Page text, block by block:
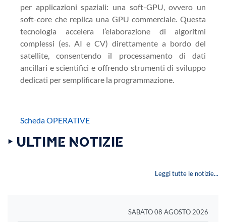
per applicazioni spaziali: una soft-GPU, ovvero un
soft-core che replica una GPU commerciale. Questa
tecnologia accelera l’elaborazione di algoritmi
complessi (es. AI e CV) direttamente a bordo del
satellite, consentendo il processamento di dati
ancillari e scientifici e offrendo strumenti di sviluppo
dedicati per semplificare la programmazione.
Scheda OPERATIVE
‣ ULTIME NOTIZIE
Leggi tutte le notizie...
SABATO 08 AGOSTO 2026